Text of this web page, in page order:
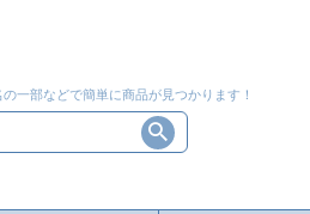
一部などで簡単に商品が見つかります！